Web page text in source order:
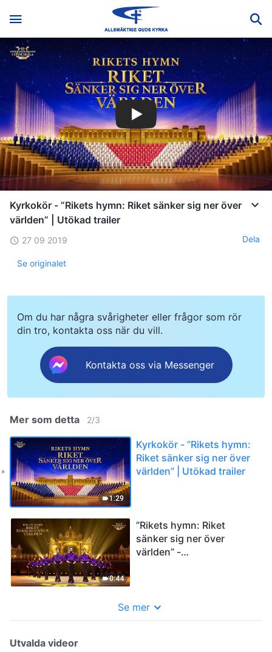
Kyrkokör - ”Rikets hymn: Riket sänker sig ner över
världen” | Utökad trailer
27 09 2019 Dela
Se originalet
Om du har några svårigheter eller frågor som rör
din tro, kontakta oss när du vill.
Kontakta oss via Messenger
Mer som detta 2/3
1:29
Kyrkokör - ”Rikets hymn:
Riket sänker sig ner över
världen” | Utökad trailer
0:44
”Rikets hymn: Riket
sänker sig ner över
världen” -
Se mer
Utvalda videor